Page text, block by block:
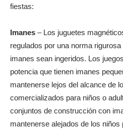
fiestas:
Imanes – Los juguetes
regulados por una norma
imanes sean ingeridos. Los
potencia que tienen imanes
mantenerse lejos del alcance de
comercializados para niños o
conjuntos de construcción con
mantenerse alejados de los niños